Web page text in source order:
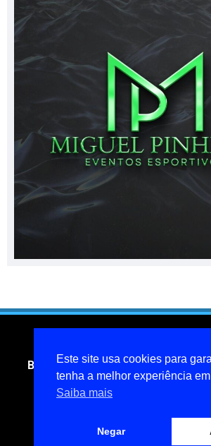
Blog do jornalista Miguel Pinheiro-
reservados
Política de
Este site usa cookies para
tenha a melhor experiência
Saiba mais
Negar